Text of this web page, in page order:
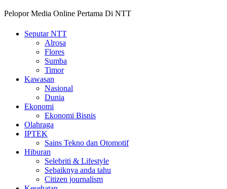
Pelopor Media Online Pertama Di NTT
Seputar NTT
Alrosa
Flores
Sumba
Timor
Kawasan
Nasional
Dunia
Ekonomi
Ekonomi Bisnis
Olahraga
IPTEK
Sains Tekno dan Otomotif
Hiburan
Selebriti & Lifestyle
Sebaiknya anda tahu
Citizen journalism